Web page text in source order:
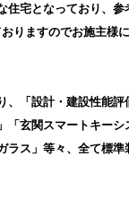
住宅となっており、
りますのでお施主様
、「設計・建設性能評
「玄関スマートキー
ラス」等々、全て標準